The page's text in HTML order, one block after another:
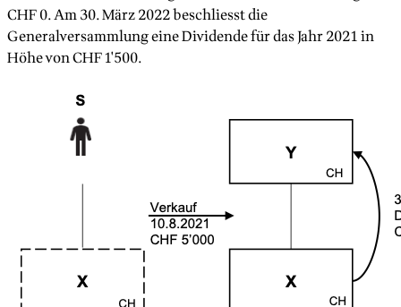
CHF 0. Am 30. März 2022 beschliesst die
Generalversammlung eine Dividende für das Jahr 2021 in
Höhe von CHF 1'500.